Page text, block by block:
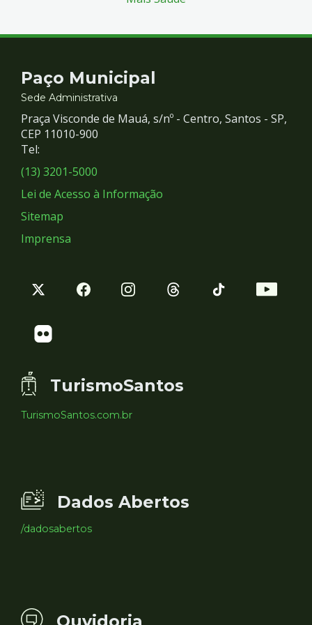
Contato
e
Redes
Sociais
Paço Municipal
Sede Administrativa
Praça Visconde de Mauá, s/nº - Centro, Santos - SP,
CEP 11010-900
Tel:
(13) 3201-5000
Lei de Acesso à Informação
Sitemap
Imprensa
TurismoSantos
TurismoSantos.com.br
Dados Abertos
/dadosabertos